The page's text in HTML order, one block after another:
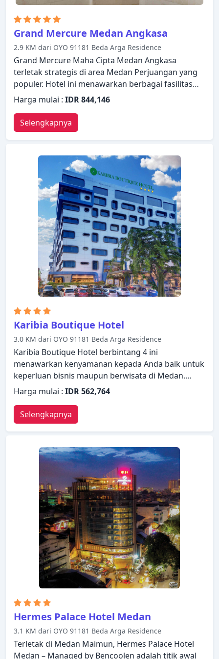
Grand Mercure Medan Angkasa
2.9 KM dari OYO 91181 Beda Arga Residence
Grand Mercure Maha Cipta Medan Angkasa
terletak strategis di area Medan Perjuangan yang
populer. Hotel ini menawarkan berbagai fasilitas
untuk memastikan Anda mendapatkan
pengalaman yang luar biasa. Fasilitas-fasilitas
seperti layanan kamar 24 jam, WiFi gratis di semua
kamar, satpam 24 jam, layanan kebersihan harian,
layanan taksi tersedia untuk Anda nikmati.
Dirancang untuk memberikan kenyamanan,
beberapa kamar memiliki televisi layar datar,
telepon di kamar mandi, lantai karpet, kopi instan
gratis, teh gratis untuk memastikan kenyamanan
istirahat malam Anda. Untuk meningkatkan
kualitas pengalaman menginap para tamu, hotel ini
menawarkan fasilitas rekreasi seperti hot tub,
pusat kebugaran, sauna, kolam renang luar
ruangan, spa. Suasana yang ramah dan pelayanan
yang istimewa bisa Anda harapkan selama
menginap di Grand Mercure Maha Cipta Medan
Angkasa.
Harga mulai : IDR 844,146
Selengkapnya
Karibia Boutique Hotel
3.0 KM dari OYO 91181 Beda Arga Residence
Karibia Boutique Hotel berbintang 4 ini
menawarkan kenyamanan kepada Anda baik untuk
keperluan bisnis maupun berwisata di Medan.
Hotel ini menawarkan berbagai fasilitas untuk
memastikan Anda mendapatkan pengalaman yang
luar biasa. Fasilitas-fasilitas seperti layanan kamar
24 jam, WiFi gratis di semua kamar, satpam 24 jam,
layanan kebersihan harian, toko oleh-
oleh/cinderamata tersedia untuk Anda nikmati.
Kamar dirancang untuk memberikan tingkat
kenyamanan optimal dengan dekorasi dan fasilitas
yang nyaman seperti televisi layar datar, sandal,
akses internet - WiFi, akses internet WiFi (gratis),
kamar bebas asap rokok. Hibur diri Anda dengan
fasilitas rekreasi di hotel, termasuk pusat
kebugaran, spa, pijat, bilyar, karaoke. Suasana yang
ramah dan pelayanan yang istimewa bisa Anda
harapkan selama menginap di Karibia Boutique
Harga mulai : IDR 562,764
Selengkapnya
Hermes Palace Hotel Medan
3.1 KM dari OYO 91181 Beda Arga Residence
Terletak di Medan Maimun, Hermes Palace Hotel
Medan – Managed by Bencoolen adalah titik awal